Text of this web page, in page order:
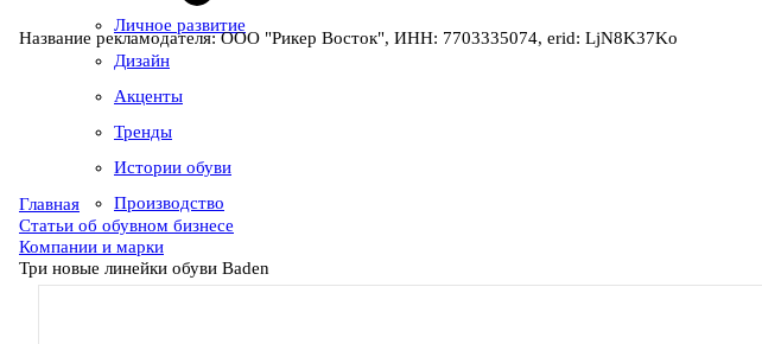
Личное развитие
Дизайн
Акценты
Тренды
Истории обуви
Производство
Название рекламодателя: ООО "Рикер Восток", ИНН: 7703335074, erid: LjN8K37Ko
Главная
Статьи об обувном бизнесе
Компании и марки
Три новые линейки обуви Baden